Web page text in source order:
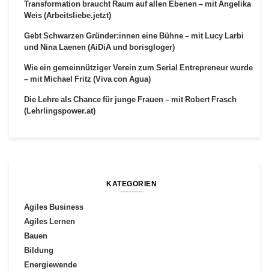
Transformation braucht Raum auf allen Ebenen – mit Angelika
Weis (Arbeitsliebe.jetzt)
Gebt Schwarzen Gründer:innen eine Bühne – mit Lucy Larbi
und Nina Laenen (AiDiA und borisgloger)
Wie ein gemeinnütziger Verein zum Serial Entrepreneur wurde
– mit Michael Fritz (Viva con Agua)
Die Lehre als Chance für junge Frauen – mit Robert Frasch
(Lehrlingspower.at)
KATEGORIEN
Agiles Business
Agiles Lernen
Bauen
Bildung
Energiewende